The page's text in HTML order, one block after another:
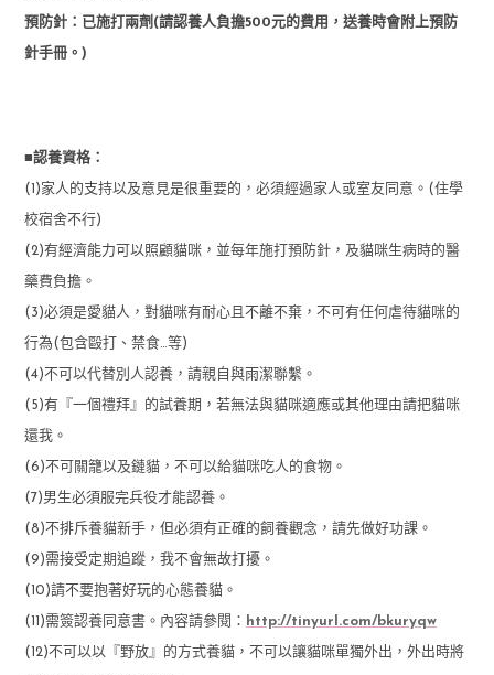
預防針：已施打兩劑(請認養人負擔500元的費用，送養時會附上預防
針手冊。)
■認養資格：
(1)家人的支持以及意見是很重要的，必須經過家人或室友同意。(住學
校宿舍不行)
(2)有經濟能力可以照顧貓咪，並每年施打預防針，及貓咪生病時的醫
藥費負擔。
(3)必須是愛貓人，對貓咪有耐心且不離不棄，不可有任何虐待貓咪的
行為(包含毆打、禁食…等)
(4)不可以代替別人認養，請親自與雨潔聯繫。
(5)有『一個禮拜』的試養期，若無法與貓咪適應或其他理由請把貓咪
還我。
(6)不可關籠以及鏈貓，不可以給貓咪吃人的食物。
(7)男生必須服完兵役才能認養。
(8)不排斥養貓新手，但必須有正確的飼養觀念，請先做好功課。
(9)需接受定期追蹤，我不會無故打擾。
(10)請不要抱著好玩的心態養貓。
(11)需簽認養同意書。內容請參閱： http://tinyurl.com/bkuryqw
(12)不可以以『野放』的方式養貓，不可以讓貓咪單獨外出，外出時將